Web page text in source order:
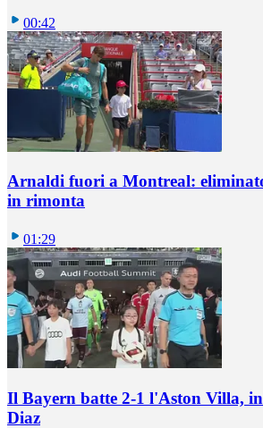
00:42
Arnaldi fuori a Montreal:
in rimonta
01:29
Il Bayern batte 2-1 l'Aston Villa,
Diaz